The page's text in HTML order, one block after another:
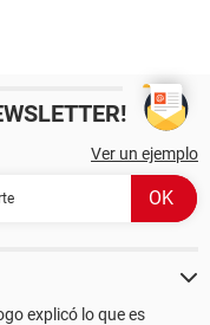
Ver un ejemplo
explicó lo que es